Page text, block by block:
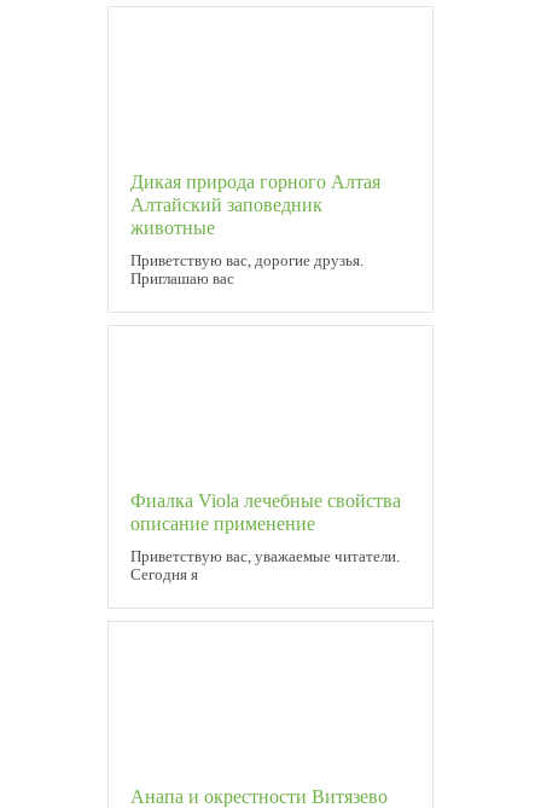
Дикая природа горного Алтая
Алтайский заповедник
животные
Приветствую вас, дорогие друзья.
Приглашаю вас
Фиалка Viola лечебные свойства
описание применение
Приветствую вас, уважаемые читатели.
Сегодня я
Анапа и окрестности Витязево